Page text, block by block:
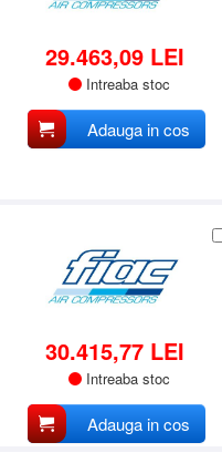
29.463,09 LEI
Intreaba stoc
Adauga in cos
30.415,77 LEI
Intreaba stoc
Adauga in cos